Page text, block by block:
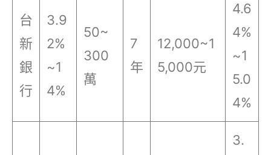
台
新
銀
行
3.9
2%
~1
4%
50~
300
萬
7
年
12,000~1
5,000元
4.6
4%
~1
5.0
4%
3.